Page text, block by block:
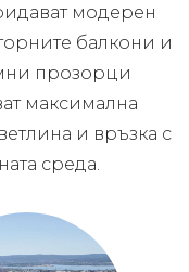
модерен
балкони и
прозорци
максимална
и връзка с
среда.